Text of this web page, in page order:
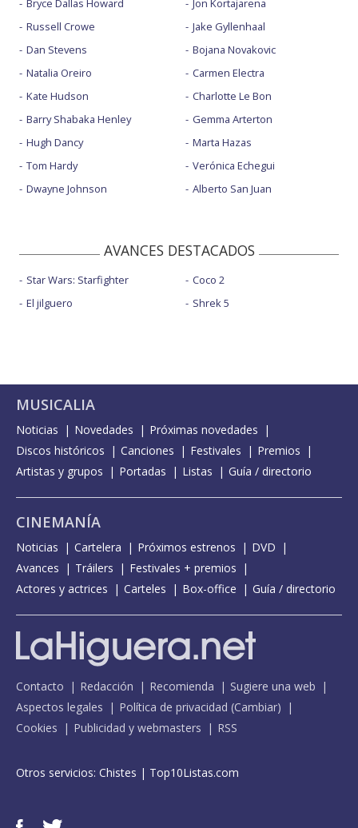
Bryce Dallas Howard
Russell Crowe
Dan Stevens
Natalia Oreiro
Kate Hudson
Barry Shabaka Henley
Hugh Dancy
Tom Hardy
Dwayne Johnson
Jon Kortajarena
Jake Gyllenhaal
Bojana Novakovic
Carmen Electra
Charlotte Le Bon
Gemma Arterton
Marta Hazas
Verónica Echegui
Alberto San Juan
AVANCES DESTACADOS
Star Wars: Starfighter
El jilguero
Coco 2
Shrek 5
MUSICALIA
Noticias Novedades
Próximas novedades
Discos históricos
Canciones Festivales
Premios
Artistas y grupos
Portadas Listas Guía / directorio
CINEMANÍA
Noticias Cartelera Próximos estrenos
DVD
Avances
Tráilers
Festivales + premios
Actores y actrices
Carteles Box-office Guía / directorio
Contacto Redacción Recomienda
Sugiere una web
Aspectos legales
Política de privacidad (Cambiar)
Cookies
Publicidad y webmasters RSS
Otros servicios: Chistes | Top10Listas.com